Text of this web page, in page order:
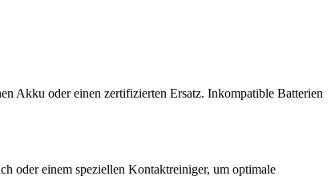
Akku oder einen zertifizierten Ersatz. Inkompatible Batterien
oder einem speziellen Kontaktreiniger, um optimale